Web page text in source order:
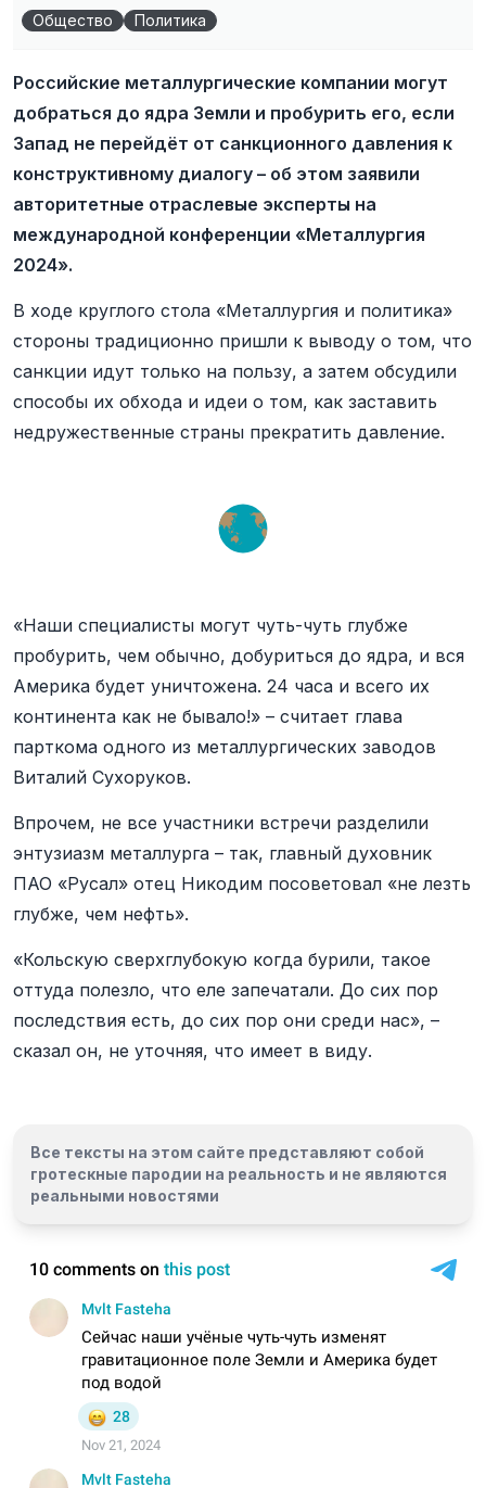
Общество
Политика
Российские металлургические компании могут
добраться до ядра Земли и пробурить его, если
Запад не перейдёт от санкционного давления к
конструктивному диалогу – об этом заявили
авторитетные отраслевые эксперты на
международной конференции «Металлургия
2024».
В ходе круглого стола «Металлургия и политика»
стороны традиционно пришли к выводу о том, что
санкции идут только на пользу, а затем обсудили
способы их обхода и идеи о том, как заставить
недружественные страны прекратить давление.
«Наши специалисты могут чуть-чуть глубже
пробурить, чем обычно, добуриться до ядра, и вся
Америка будет уничтожена. 24 часа и всего их
континента как не бывало!» – считает глава
парткома одного из металлургических заводов
Виталий Сухоруков.
Впрочем, не все участники встречи разделили
энтузиазм металлурга – так, главный духовник
ПАО «Русал» отец Никодим посоветовал «не лезть
глубже, чем нефть».
«Кольскую сверхглубокую когда бурили, такое
оттуда полезло, что еле запечатали. До сих пор
последствия есть, до сих пор они среди нас», –
сказал он, не уточняя, что имеет в виду.
Все тексты на этом сайте представляют собой
гротескные пародии на реальность и не являются
реальными новостями